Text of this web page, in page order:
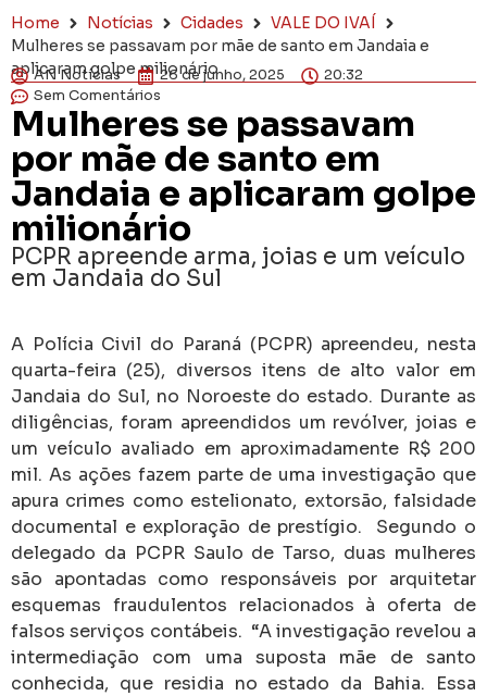
Home Notícias Cidades
VALE DO IVAÍ
Mulheres se passavam por mãe de santo em Jandaia e
aplicaram golpe milionário
AN Notícias 26 de junho, 2025
20:32
Sem Comentários
Mulheres se passavam
por mãe de santo em
Jandaia e aplicaram golpe
milionário
PCPR apreende arma, joias e um veículo
em Jandaia do Sul
A Polícia Civil do Paraná (PCPR) apreendeu, nesta
quarta-feira (25), diversos itens de alto valor em
Jandaia do Sul, no Noroeste do estado. Durante as
diligências, foram apreendidos um revólver, joias e
um veículo avaliado em aproximadamente R$ 200
mil. As ações fazem parte de uma investigação que
apura crimes como estelionato, extorsão, falsidade
documental e exploração de prestígio. Segundo o
delegado da PCPR Saulo de Tarso, duas mulheres
são apontadas como responsáveis por arquitetar
esquemas fraudulentos relacionados à oferta de
falsos serviços contábeis. “A investigação revelou a
intermediação com uma suposta mãe de santo
conhecida, que residia no estado da Bahia. Essa